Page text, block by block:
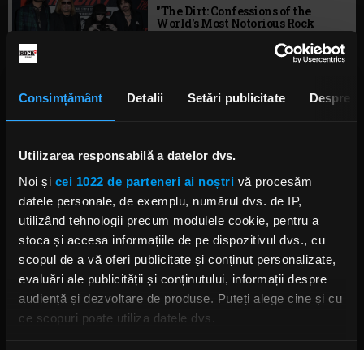
Consimțământ Detalii Setări publicitate Despre
Utilizarea responsabilă a datelor dvs.
Noi și cei 1022 de parteneri ai noștri vă procesăm
datele personale, de exemplu, numărul dvs. de IP,
utilizând tehnologii precum modulele cookie, pentru a
stoca și accesa informațiile de pe dispozitivul dvs., cu
scopul de a vă oferi publicitate și conținut personalizate,
evaluări ale publicității și conținutului, informații despre
audiență și dezvoltare de produse. Puteți alege cine și cu
ce scopuri poate utiliza datele dvs.
"The Dirt: Confessions of the
World's Most Notorious Rock
Band" va fi lansată ca audiobook
Top", cu imagini din "The Dirt"
Biopicul "The Dirt" a crescut
vânzările muzicii Motley Crue
MARȚI, 2 APRILIE 2019